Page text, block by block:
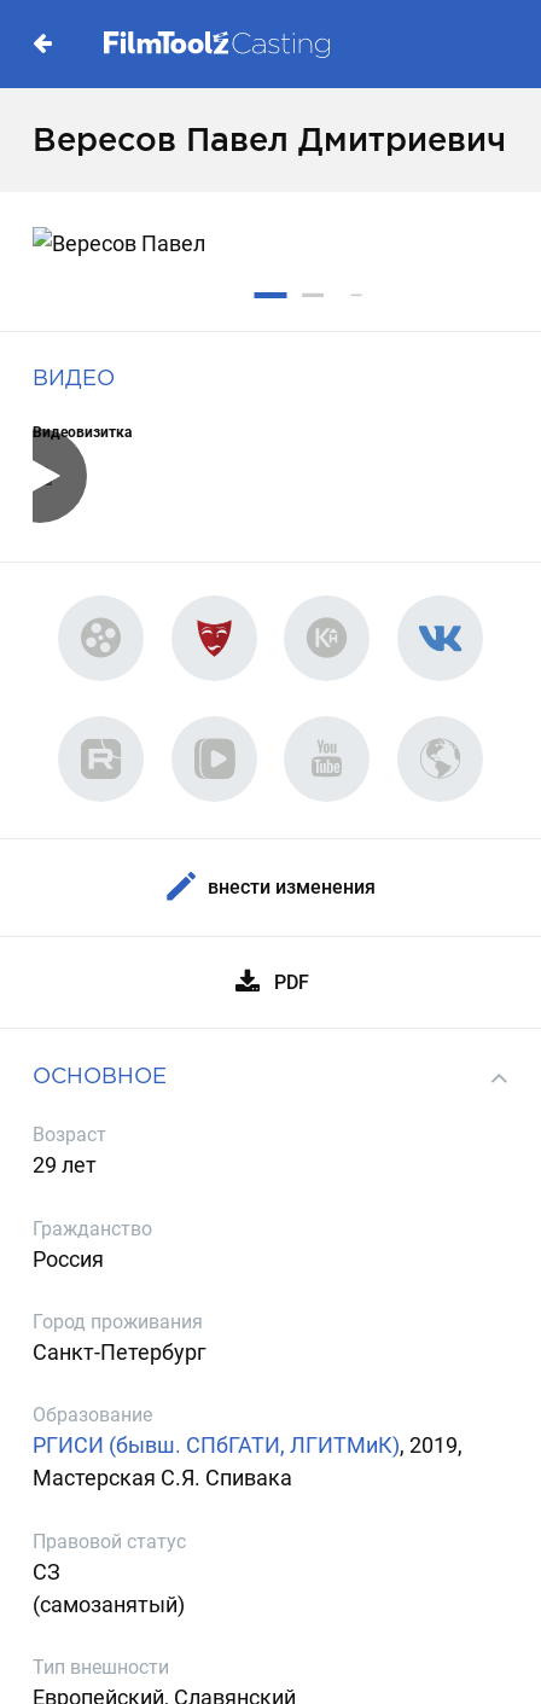
Вересов Павел Дмитриевич
ВИДЕО
Видеовизитка
внести изменения
PDF
ОСНОВНОЕ
Возраст
29 лет
Гражданство
Россия
Город проживания
Санкт-Петербург
Образование
РГИСИ (бывш. СПбГАТИ, ЛГИТМиК), 2019,
Мастерская С.Я. Спивака
Правовой статус
СЗ
(самозанятый)
Тип внешности
Европейский, Славянский